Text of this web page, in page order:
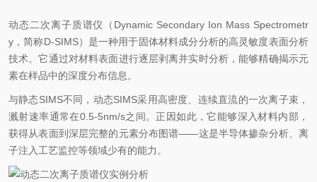
动态二次离子质谱仪（Dynamic Secondary Ion Mass Spectrometr
y，简称D-SIMS）是一种用于固体材料成分分析的高灵敏度表面分析
技术。它通过对材料表面进行逐层剥离并实时分析，能够精确揭示元
素在样品中的深度分布信息。
与静态SIMS不同，动态SIMS采用高密度、连续直流的一次离子束，
溅射速率通常在0.5-5nm/s之间。正因如此，它能够深入材料内部，
获得从表面到深层完整的元素分布图谱——这是半导体掺杂分析、离
子注入工艺监控等领域少有的能力。